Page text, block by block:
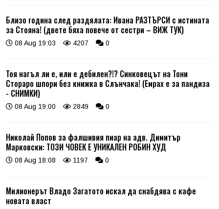
Близо година след раздялата: Ивана РАЗТЪРСИ с истината
за Стояна! (двете бяха повече от сестри – ВИЖ ТУК)
08 Aug 19:03 4207 0
Тоя нагъл ли е, или е дебилен?!? Синковецът на Тони
Стораро шпори без книжка в Слънчака! (Емрах е за пандиза
- СНИМКИ)
08 Aug 19:00 2849 0
Николай Попов за фалшивия пиар на адв. Димитър
Марковски: ТОЗИ ЧОВЕК Е УНИКАЛЕН РОБИН ХУД
08 Aug 18:08 1197 0
Милионерът Владо Загатото искал да снабдява с кафе
новата власт